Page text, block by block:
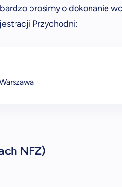
prosimy o dokonanie
Przychodni:
NFZ)